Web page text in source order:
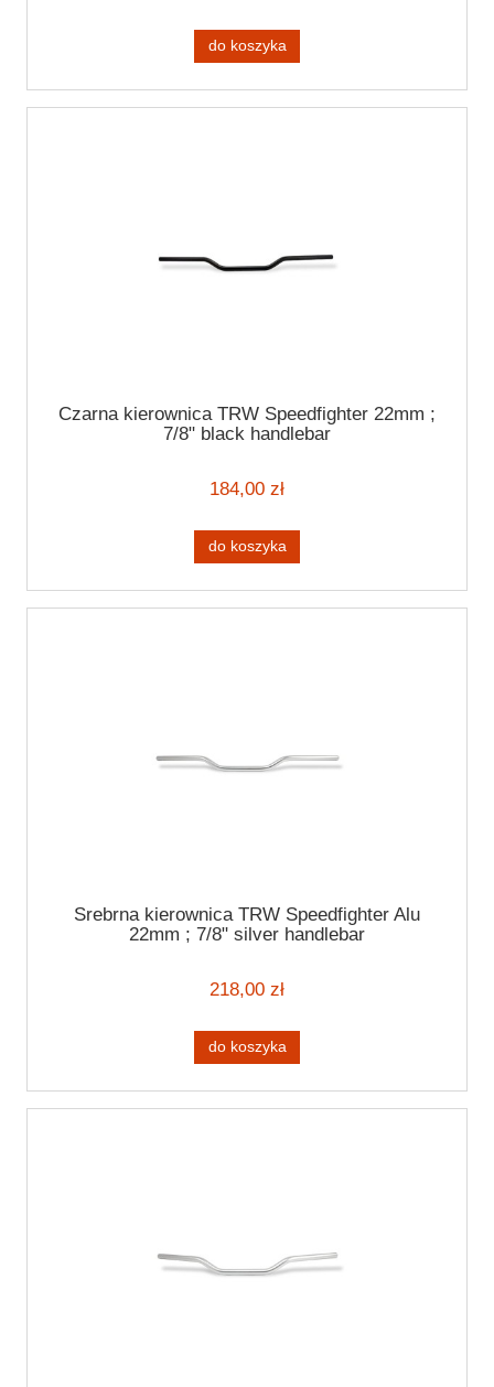
do koszyka
Czarna kierownica TRW Speedfighter 22mm ;
7/8" black handlebar
184,00 zł
do koszyka
Srebrna kierownica TRW Speedfighter Alu
22mm ; 7/8" silver handlebar
218,00 zł
do koszyka